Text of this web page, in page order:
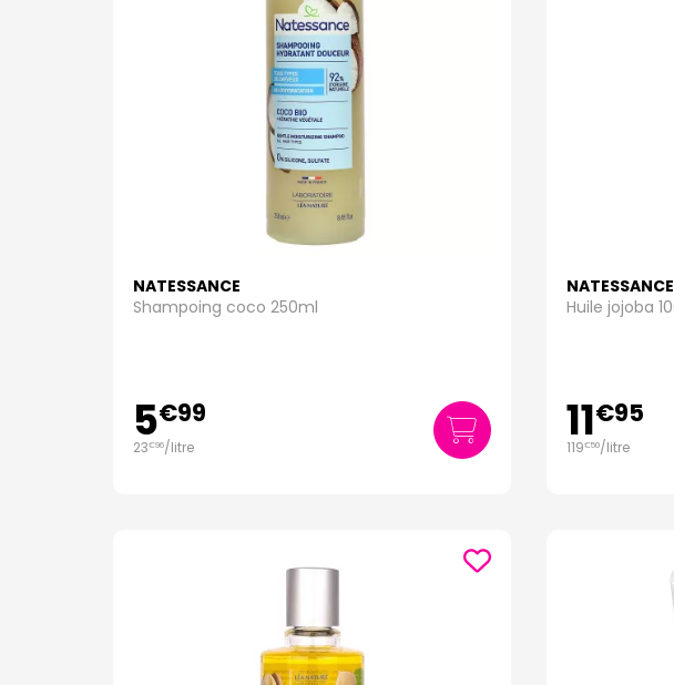
NATESSANCE
Shampoing coco 250ml
5€99
23€96/litre
NATESSANCE
Huile jojoba
11€95
119€50/litre